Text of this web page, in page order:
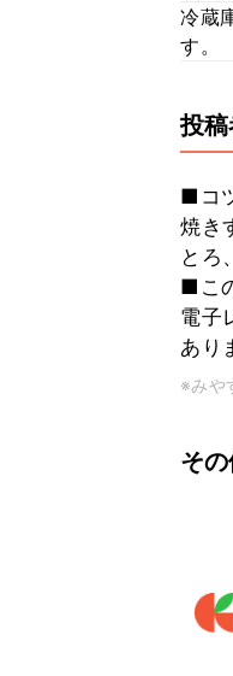
冷蔵
す。
投
■コ
焼き
とろ
■こ
電子
あり
※みや
そ